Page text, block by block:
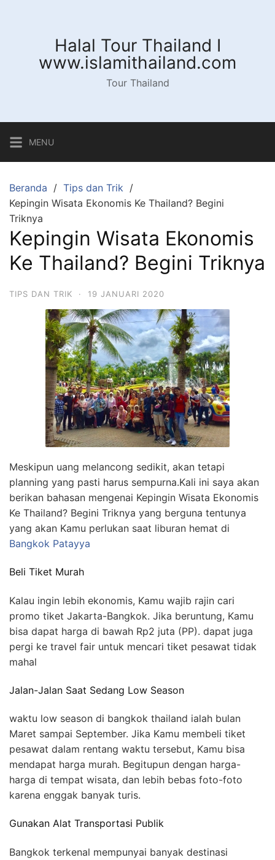
Halal Tour Thailand I
www.islamithailand.com
Tour Thailand
MENU
Beranda
Tips dan Trik
Kepingin Wisata Ekonomis Ke Thailand? Begini
Triknya
Kepingin Wisata Ekonomis
Ke Thailand? Begini Triknya
TIPS DAN TRIK · 19 JANUARI 2020
Meskipun uang melancong sedikit, akan tetapi
planning yang pasti harus sempurna.Kali ini saya akan
berikan bahasan mengenai Kepingin Wisata Ekonomis
Ke Thailand? Begini Triknya yang berguna tentunya
yang akan Kamu perlukan saat liburan hemat di
Bangkok Patayya
Beli Tiket Murah
Kalau ingin lebih ekonomis, Kamu wajib rajin cari
promo tiket Jakarta-Bangkok. Jika beruntung, Kamu
bisa dapat harga di bawah Rp2 juta (PP). dapat juga
pergi ke travel fair untuk mencari tiket pesawat tidak
mahal
Jalan-Jalan Saat Sedang Low Season
waktu low season di bangkok thailand ialah bulan
Maret sampai September. Jika Kamu membeli tiket
pesawat dalam rentang waktu tersebut, Kamu bisa
mendapat harga murah. Begitupun dengan harga-
harga di tempat wisata, dan lebih bebas foto-foto
karena enggak banyak turis.
Gunakan Alat Transportasi Publik
Bangkok terkenal mempunyai banyak destinasi